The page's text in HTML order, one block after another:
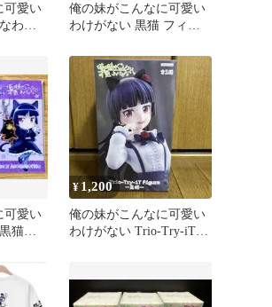
可愛い
わけ
俺の妹がこんなに可愛い
わけがない 黒猫 フィギ
可愛い
黒猫
¥ 1,200
俺の妹がこんなに可愛い
わけがない Trio-Try-iT